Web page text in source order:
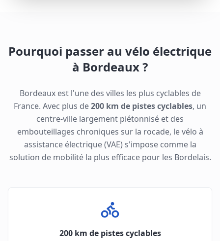
Pourquoi passer au vélo électrique
à Bordeaux ?
Bordeaux est l'une des villes les plus cyclables de
France. Avec plus de200 km de pistes cyclables, un
centre-ville largement piétonnisé et des
embouteillages chroniques sur la rocade, le vélo à
assistance électrique (VAE) s'impose comme la
solution de mobilité la plus efficace pour les Bordelais.
200 km de pistes cyclables